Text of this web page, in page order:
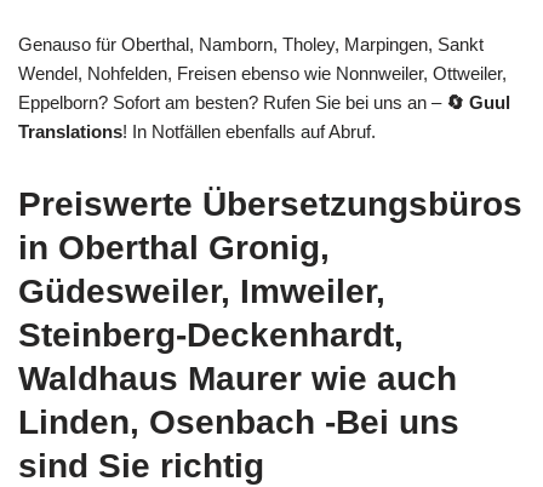
Genauso für Oberthal, Namborn, Tholey, Marpingen, Sankt
Wendel, Nohfelden, Freisen ebenso wie Nonnweiler, Ottweiler,
Eppelborn? Sofort am besten? Rufen Sie bei uns an – 🔄 Guul
Translations! In Notfällen ebenfalls auf Abruf.
Preiswerte Übersetzungsbüros
in Oberthal Gronig,
Güdesweiler, Imweiler,
Steinberg-Deckenhardt,
Waldhaus Maurer wie auch
Linden, Osenbach -Bei uns
sind Sie richtig